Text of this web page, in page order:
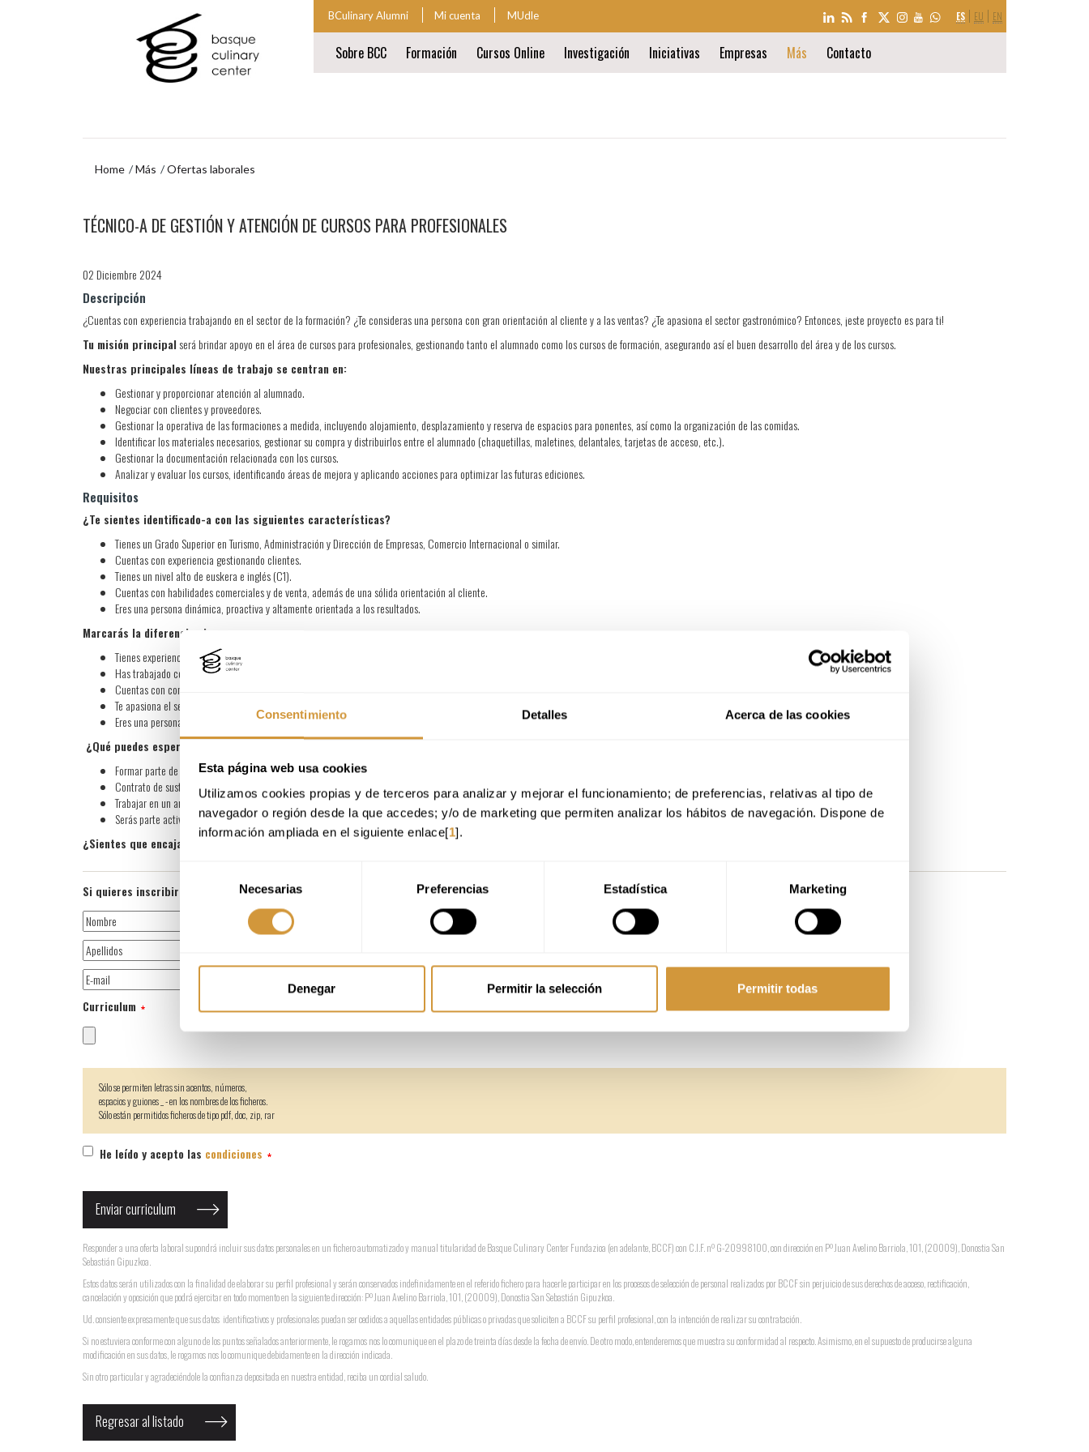
Consentimiento Detalles Acerca de las cookies
Esta página web usa cookies
Utilizamos cookies propias y de terceros para analizar y mejorar el funcionamiento; de preferencias, relativas al tipo de
navegador o región desde la que accedes; y/o de marketing que permiten analizar los hábitos de navegación. Dispone de
información ampliada en el siguiente enlace[1].
Selección
consentimiento
Necesarias Preferencias Estadística Marketing
Denegar Permitir la selección Permitir todas
SELECCIÓN
DE
ES EU EN
BCulinary Alumni Mi cuenta MUdle
navegación
Sobre BCC Formación Cursos Online Investigación Iniciativas Empresas Más
Contacto
navegación
Home Más Ofertas laborales
navegación
TÉCNICO-A DE GESTIÓN Y ATENCIÓN DE CURSOS PARA PROFESIONALES
02 Diciembre 2024
Descripción
¿Cuentas con experiencia trabajando en el sector de la formación? ¿Te consideras una persona con gran orientación al cliente y a las ventas? ¿Te apasiona el sector gastronómico? Entonces, ¡este proyecto es para ti!
Tu misión principalserá brindar apoyo en el área de cursos para profesionales, gestionando tanto el alumnado como los cursos de formación, asegurando así el buen desarrollo del área y de los cursos.
Nuestras principales líneas de trabajo se centran en:
Gestionar y proporcionar atención al alumnado.
Negociar con clientes y proveedores.
Gestionar la operativa de las formaciones a medida, incluyendo alojamiento, desplazamiento y reserva de espacios para ponentes, así como la organización de las comidas.
Identificar los materiales necesarios, gestionar su compra y distribuirlos entre el alumnado (chaquetillas, maletines, delantales, tarjetas de acceso, etc.).
Gestionar la documentación relacionada con los cursos.
Analizar y evaluar los cursos, identificando áreas de mejora y aplicando acciones para optimizar las futuras ediciones.
Requisitos
¿Te sientes identificado-a con las siguientes características?
Tienes un Grado Superior en Turismo, Administración y Dirección de Empresas, Comercio Internacional o similar.
Cuentas con experiencia gestionando clientes.
Tienes un nivel alto de euskera e inglés (C1).
Cuentas con habilidades comerciales y de venta, además de una sólida orientación al cliente.
Eres una persona dinámica, proactiva y altamente orientada a los resultados.
Marcarás la diferencia si:
Tienes experiencia en el ámbito de la gestión y la venta de formación.
Has trabajado con CRM.
Cuentas con conocimiento básico de edición gráfica.
Te apasiona el sector gastronómico.
Eres una persona con autonomía para gestionar necesidades y resolver incidencias tanto a nivel nacional como internacional.
¿Qué puedes esperar de Basque Culinary Center?
Formar parte de un proyecto pionero en continuo crecimiento con mucha pasión por la gastronomía.
Contrato de sustitución por maternidad (duración estimada de 6-7meses).
Trabajar en un ambiente basado en la confianza. Ofrecemos gran independencia y flexibilidad, dando relevancia a la consecución de objetivos.
Serás parte activa en mantener un buen clima laboral. Cuidamos y nos preocupamos por las personas de nuestro equipo.
¿Sientes que encajas en nuestro equipo? ¡No dudes en inscribirte!
Si quieres inscribirte en la oferta de trabajo, adjunta tu CV (PDF o Word) en el que se incluyan tus datos de contacto para que podamos localizarte.
Curriculum
Sólo se permiten letras sin acentos, números,
espacios y guiones _ - en los nombres de los ficheros.
Sólo están permitidos ficheros de tipo pdf, doc, zip, rar
He leído y acepto las condiciones
Responder a una oferta laboral supondrá incluir sus datos personales en un fichero automatizado y manual titularidad de Basque Culinary Center Fundazioa (en adelante, BCCF) con C.I.F. nº G-20998100, con dirección en Pº Juan Avelino Barriola, 101, (20009), Donostia San
Sebastián Gipuzkoa.
Estos datos serán utilizados con la finalidad de elaborar su perfil profesional y serán conservados indefinidamente en el referido fichero para hacerle participar en los procesos de selección de personal realizados por BCCF sin perjuicio de sus derechos de acceso, rectificación,
cancelación y oposición que podrá ejercitar en todo momento en la siguiente dirección: Pº Juan Avelino Barriola, 101, (20009), Donostia San Sebastián Gipuzkoa.
Ud. consiente expresamente que sus datos identificativos y profesionales puedan ser cedidos a aquellas entidades públicas o privadas que soliciten a BCCF su perfil profesional, con la intención de realizar su contratación.
Si no estuviera conforme con alguno de los puntos señalados anteriormente, le rogamos nos lo comunique en el plazo de treinta días desde la fecha de envío. De otro modo, entenderemos que muestra su conformidad al respecto. Asimismo, en el supuesto de producirse alguna
modificación en sus datos, le rogamos nos lo comunique debidamente en la dirección indicada.
Sin otro particular y agradeciéndole la confianza depositada en nuestra entidad, reciba un cordial saludo.
Regresar al listado